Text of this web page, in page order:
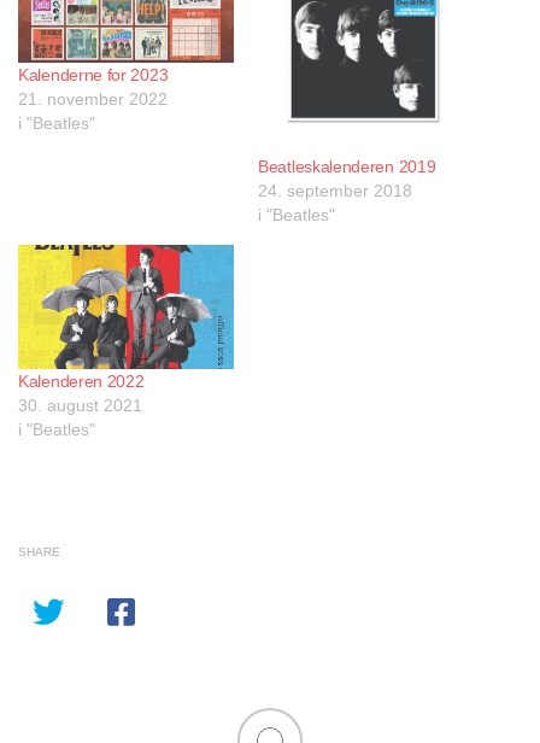
Kalenderne for 2023
21. november 2022
i "Beatles"
Beatleskalenderen 2019
24. september 2018
i "Beatles"
Kalenderen 2022
30. august 2021
i "Beatles"
SHARE